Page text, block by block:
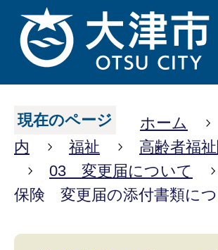
現在のページ ホーム
内
福祉 高齢者福
03 変更届について
保険 変更届の添付書類に